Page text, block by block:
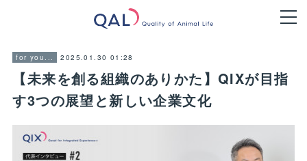
for you... 2025.01.30 01:28
【未来を創る組織のありかた】QIXが目指
す3つの展望と新しい企業文化